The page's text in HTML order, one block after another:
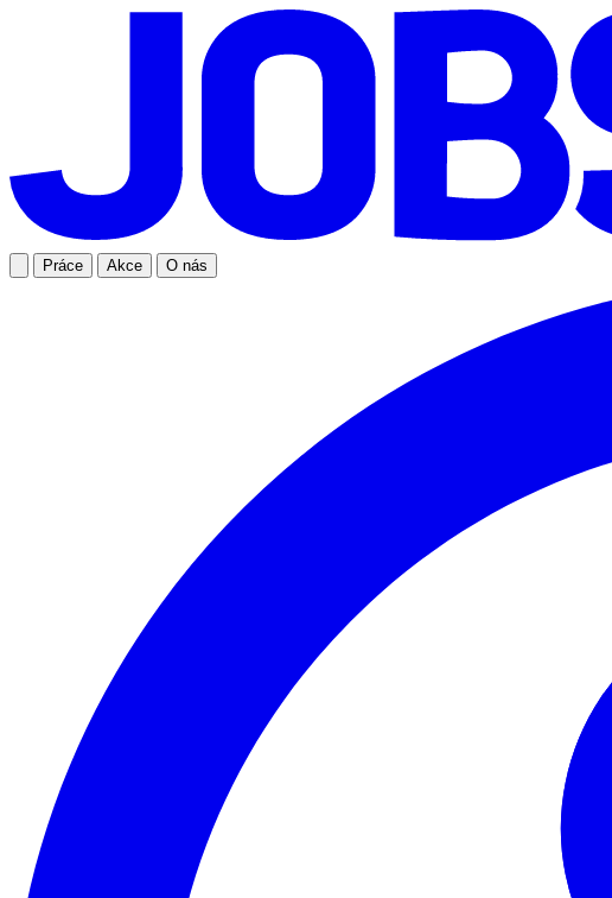
Práce Akce O nás